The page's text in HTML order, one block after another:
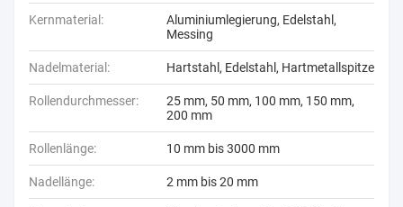
Kernmaterial:
Aluminiumlegierung, Edelstahl,
Messing
Nadelmaterial: Hartstahl, Edelstahl, Hartmetallspitze
Rollendurchmesser:
25 mm, 50 mm, 100 mm, 150 mm,
200 mm
Rollenlänge: 10 mm bis 3000 mm
Nadellänge: 2 mm bis 20 mm